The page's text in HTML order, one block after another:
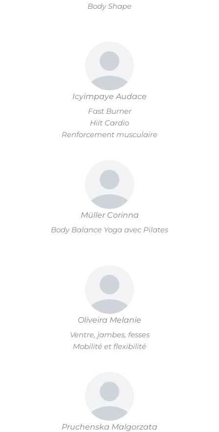
Body Shape
Icyimpaye Audace
Fast Burner
Hiit Cardio
Renforcement musculaire
Müller Corinna
Body Balance Yoga avec Pilates
Oliveira Melanie
Ventre, jambes, fesses
Mobilité et flexibilité
Pruchenska Malgorzata